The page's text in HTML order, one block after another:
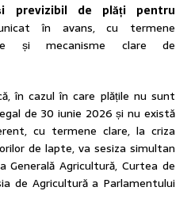
previzibil de plăți pentru
în avans, cu termene
și mecanisme clare de
în cazul în care plățile nu sunt
de 30 iunie 2026 și nu există
cu termene clare, la criza
de lapte, va sesiza simultan
Generală Agricultură, Curtea de
de Agricultură a Parlamentului